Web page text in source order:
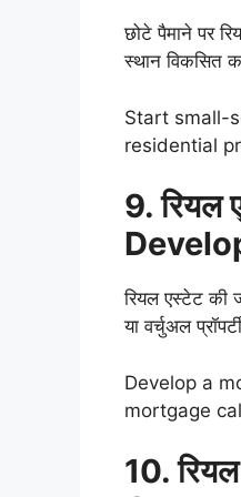
छोटे पैमाने पर
स्थान विकसित
Start small-
residential
9.
रियल एस्टेट की
या वर्चुअल
Develop a
mortgage
10.